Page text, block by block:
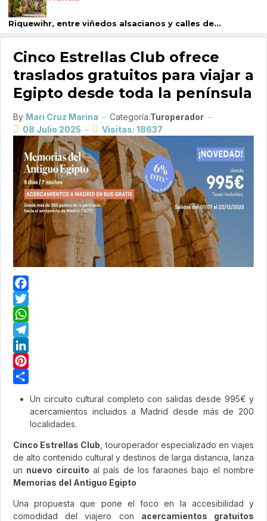
Riquewihr, entre viñedos alsacianos y calles de...
Cinco Estrellas Club ofrece
traslados gratuitos para viajar a
Egipto desde toda la península
By Mari Cruz Marina Categoría:Turoperador
08 Julio 2025
Visitas: 18637
Facebook
Twitter
WhatsApp
Telegram
LinkedIn
Pinterest
Un circuito cultural completo con salidas desde 995€ y
acercamientos incluidos a Madrid desde más de 200
localidades.
Cinco Estrellas Club , touroperador especializado en viajes
de alto contenido cultural y destinos de larga distancia, lanza
un nuevo circuito al país de los faraones bajo el nombre
Memorias del Antiguo Egipto
Una propuesta que pone el foco en la accesibilidad y
comodidad del viajero con acercamientos gratuitos